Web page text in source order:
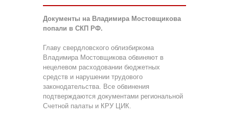
Документы на Владимира Мостовщикова
попали в СКП РФ.
Главу свердловского облизбиркома
Владимира Мостовщикова обвиняют в
нецелевом расходовании бюджетных
средств и нарушении трудового
законодательства. Все обвинения
подтверждаются документами региональной
Счетной палаты и КРУ ЦИК.